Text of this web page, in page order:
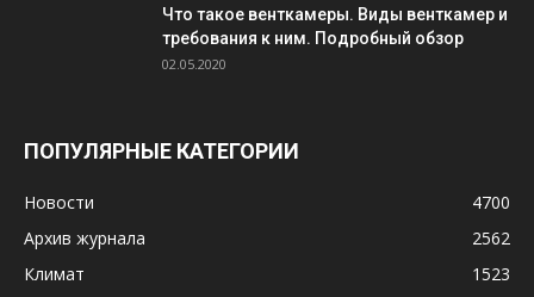
Что такое венткамеры. Виды венткамер и
требования к ним. Подробный обзор
02.05.2020
ПОПУЛЯРНЫЕ КАТЕГОРИИ
Новости
4700
Архив журнала
2562
Климат
1523